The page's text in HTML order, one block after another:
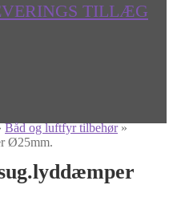
TILLÆG
Båd og luftfyr tilbehør»
Ø25mm.